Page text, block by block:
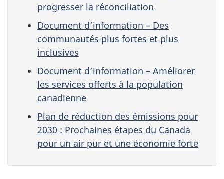
progresser la réconciliation
Document d’information – Des
communautés plus fortes et plus
inclusives
Document d’information – Améliorer
les services offerts à la population
canadienne
Plan de réduction des émissions pour
2030 : Prochaines étapes du Canada
pour un air pur et une économie forte